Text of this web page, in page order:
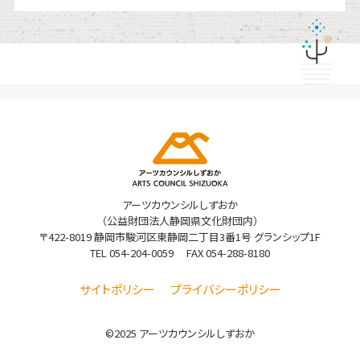
アーツカウンシルしずおか
（公益財団法人静岡県文化財団内）
〒422-8019 静岡市駿河区東静岡二丁目3番1号 グランシップ1F
TEL054-204-0059 FAX 054-288-8180
サイトポリシー プライバシーポリシー
©2025 アーツカウンシルしずおか